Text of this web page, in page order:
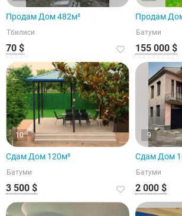
Продам Дом 482м²
Тбилиси
70 $
Продам
Батуми
155 000 $
10
Сдам Дом 120м²
Батуми
3 500 $
9
Сдам Дом
Батуми
2 000 $